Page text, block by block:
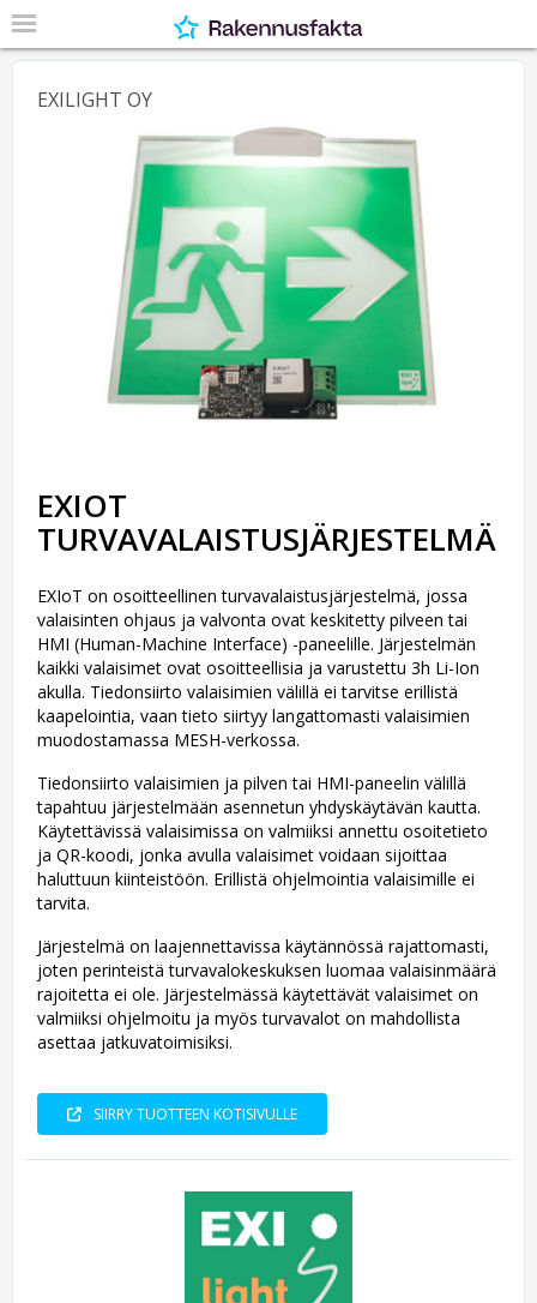
EXILIGHT OY
EXIOT
TURVAVALAISTUSJÄRJESTELMÄ
EXIoT on osoitteellinen turvavalaistusjärjestelmä, jossa
valaisinten ohjaus ja valvonta ovat keskitetty pilveen tai
HMI (Human-Machine Interface) -paneelille. Järjestelmän
kaikki valaisimet ovat osoitteellisia ja varustettu 3h Li-Ion
akulla. Tiedonsiirto valaisimien välillä ei tarvitse erillistä
kaapelointia, vaan tieto siirtyy langattomasti valaisimien
muodostamassa MESH-verkossa.
Tiedonsiirto valaisimien ja pilven tai HMI-paneelin välillä
tapahtuu järjestelmään asennetun yhdyskäytävän kautta.
Käytettävissä valaisimissa on valmiiksi annettu osoitetieto
ja QR-koodi, jonka avulla valaisimet voidaan sijoittaa
haluttuun kiinteistöön. Erillistä ohjelmointia valaisimille ei
tarvita.
Järjestelmä on laajennettavissa käytännössä rajattomasti,
joten perinteistä turvavalokeskuksen luomaa valaisinmäärä
rajoitetta ei ole. Järjestelmässä käytettävät valaisimet on
valmiiksi ohjelmoitu ja myös turvavalot on mahdollista
asettaa jatkuvatoimisiksi.
SIIRRY TUOTTEEN KOTISIVULLE